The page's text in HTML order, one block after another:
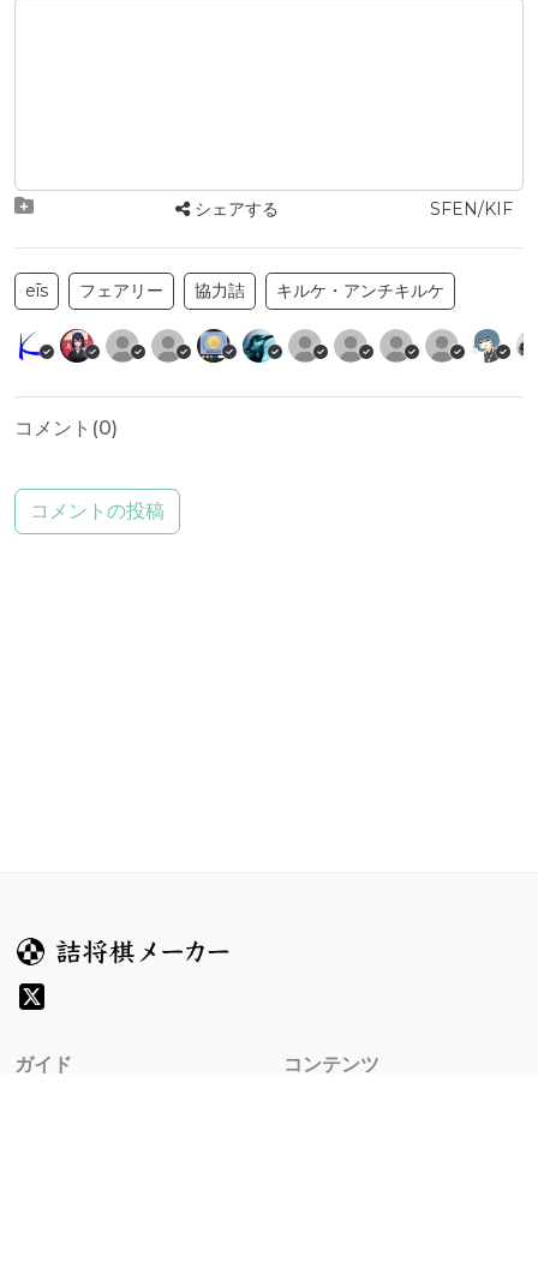
シェアする SFEN/KIF
eīs フェアリー 協力詰 キルケ・アンチキルケ
コメント(0)
コメントの投稿
ガイド
コンテンツ